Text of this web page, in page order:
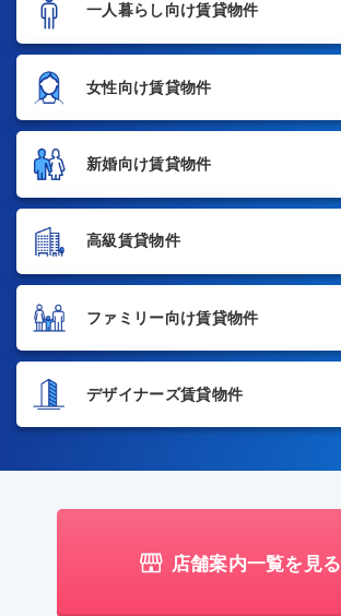
一人暮らし向け賃貸物件
女性向け賃貸物件
新婚向け賃貸物件
高級賃貸物件
ファミリー向け賃貸物件
デザイナーズ賃貸物件
店舗案内一覧を見る